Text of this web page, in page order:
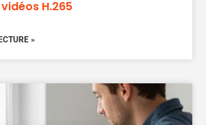
H.265
»